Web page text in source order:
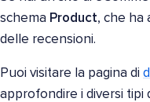
schema Product, che ha
delle recensioni.
Puoi visitare la pagina di
approfondire i diversi tipi